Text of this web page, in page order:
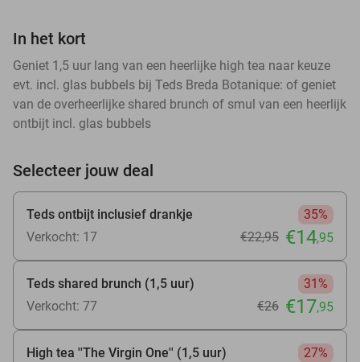
In het kort
Geniet 1,5 uur lang van een heerlijke high tea naar keuze
evt. incl. glas bubbels bij Teds Breda Botanique: of geniet
van de overheerlijke shared brunch of smul van een heerlijk
ontbijt incl. glas bubbels
Selecteer jouw deal
Teds ontbijt inclusief drankje
35%
Verkocht: 17
€22,95 €14,95
Teds shared brunch (1,5 uur)
31%
Verkocht: 77
€26 €17,95
High tea ''The Virgin One'' (1,5 uur)
27%